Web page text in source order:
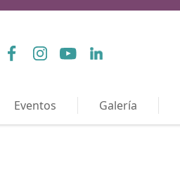
FacebookInstagramYouTubeLinkedIn
Eventos Galería